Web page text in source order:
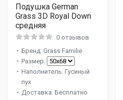
Подушка German
Grass 3D Royal Down
средняя
0 отзывов
Бренд: Grass Familie
Размер:
Наполнитель: Гусиный
пух
Доставка: Бесплатно